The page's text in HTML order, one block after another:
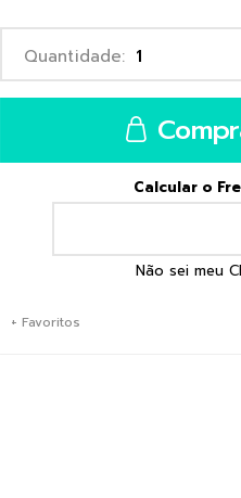
Calcular o
Não sei meu
+ Favoritos